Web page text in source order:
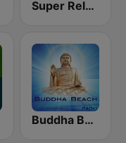
Super Relax FM
Buddha Beach